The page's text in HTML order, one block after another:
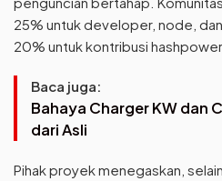
25% untuk developer, node,
20% untuk kontribusi hashpower.
Baca juga:
Bahaya Charger KW dan
dari Asli
Pihak proyek menegaskan,